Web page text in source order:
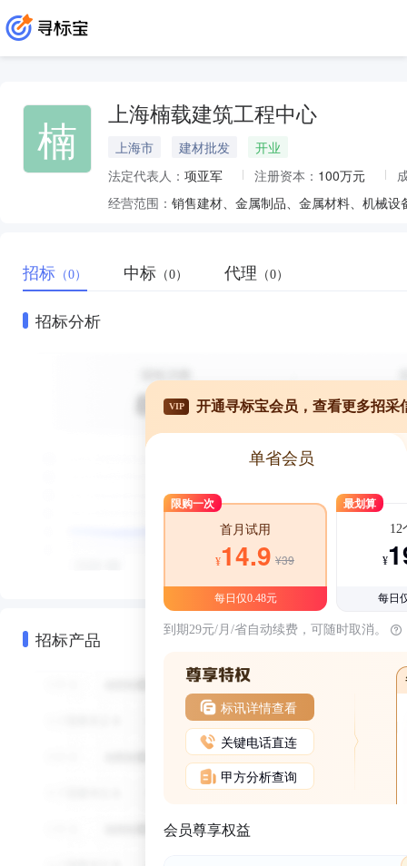
楠 上海楠载建筑工程中心
上海市 建材批发
开业
法定代表人： 项亚军 注册资本： 100万元
经营范围：
招标 （0） 中标 （0） 代理 （0）
招标分析
招标产品
VIP 开通寻标宝会员，查看更多招采
单省会员
限购一次
首月试用
¥14.9 ¥39
每日仅0.48元
最划算
12
¥
每日
到期29元/月/省自动续费，可随时取消。
标讯详情查看
关键电话直连
甲方分析查询
会员尊享权益